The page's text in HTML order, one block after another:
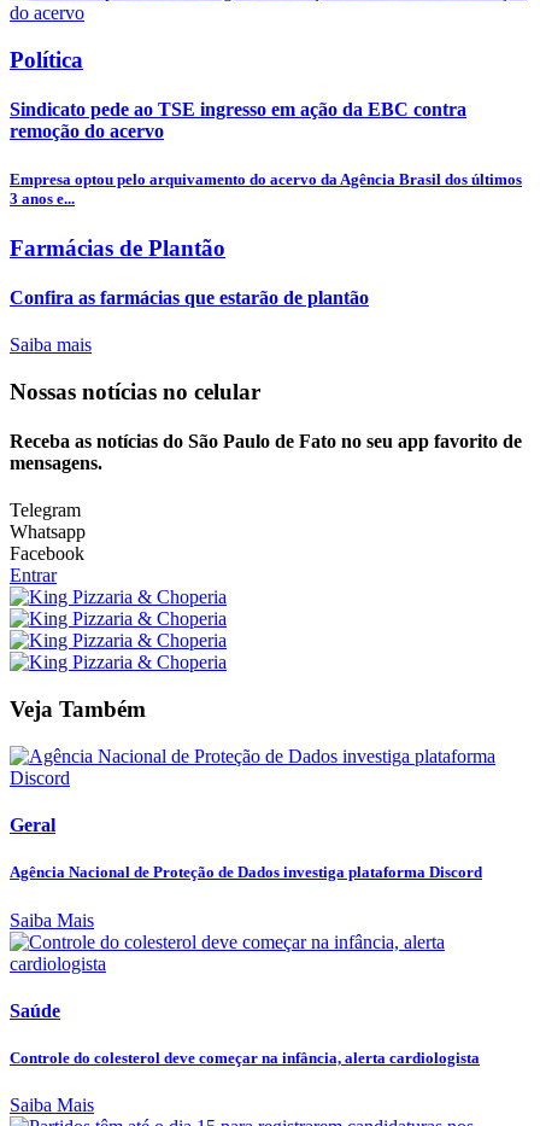
Política
Sindicato pede ao TSE ingresso em ação da EBC contra
remoção do acervo
Empresa optou pelo arquivamento do acervo da Agência Brasil dos últimos
3 anos e...
Farmácias de Plantão
Confira as farmácias que estarão de plantão
Saiba mais
Nossas notícias no celular
Receba as notícias do São Paulo de Fato no seu app favorito de
mensagens.
Telegram
Whatsapp
Facebook
Entrar
Veja Também
Geral
Agência Nacional de Proteção de Dados investiga plataforma Discord
Saiba Mais
Saúde
Controle do colesterol deve começar na infância, alerta cardiologista
Saiba Mais